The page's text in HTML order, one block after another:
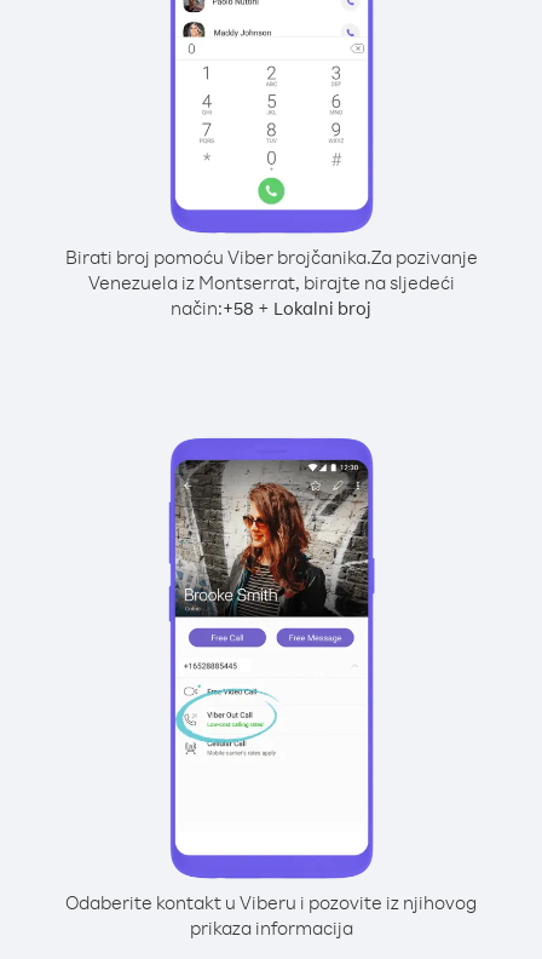
Birati broj pomoću Viber brojčanika.Za pozivanje
Venezuela iz Montserrat, birajte na sljedeći
način:+58 + Lokalni broj
Odaberite kontakt u Viberu i pozovite iz njihovog
prikaza informacija